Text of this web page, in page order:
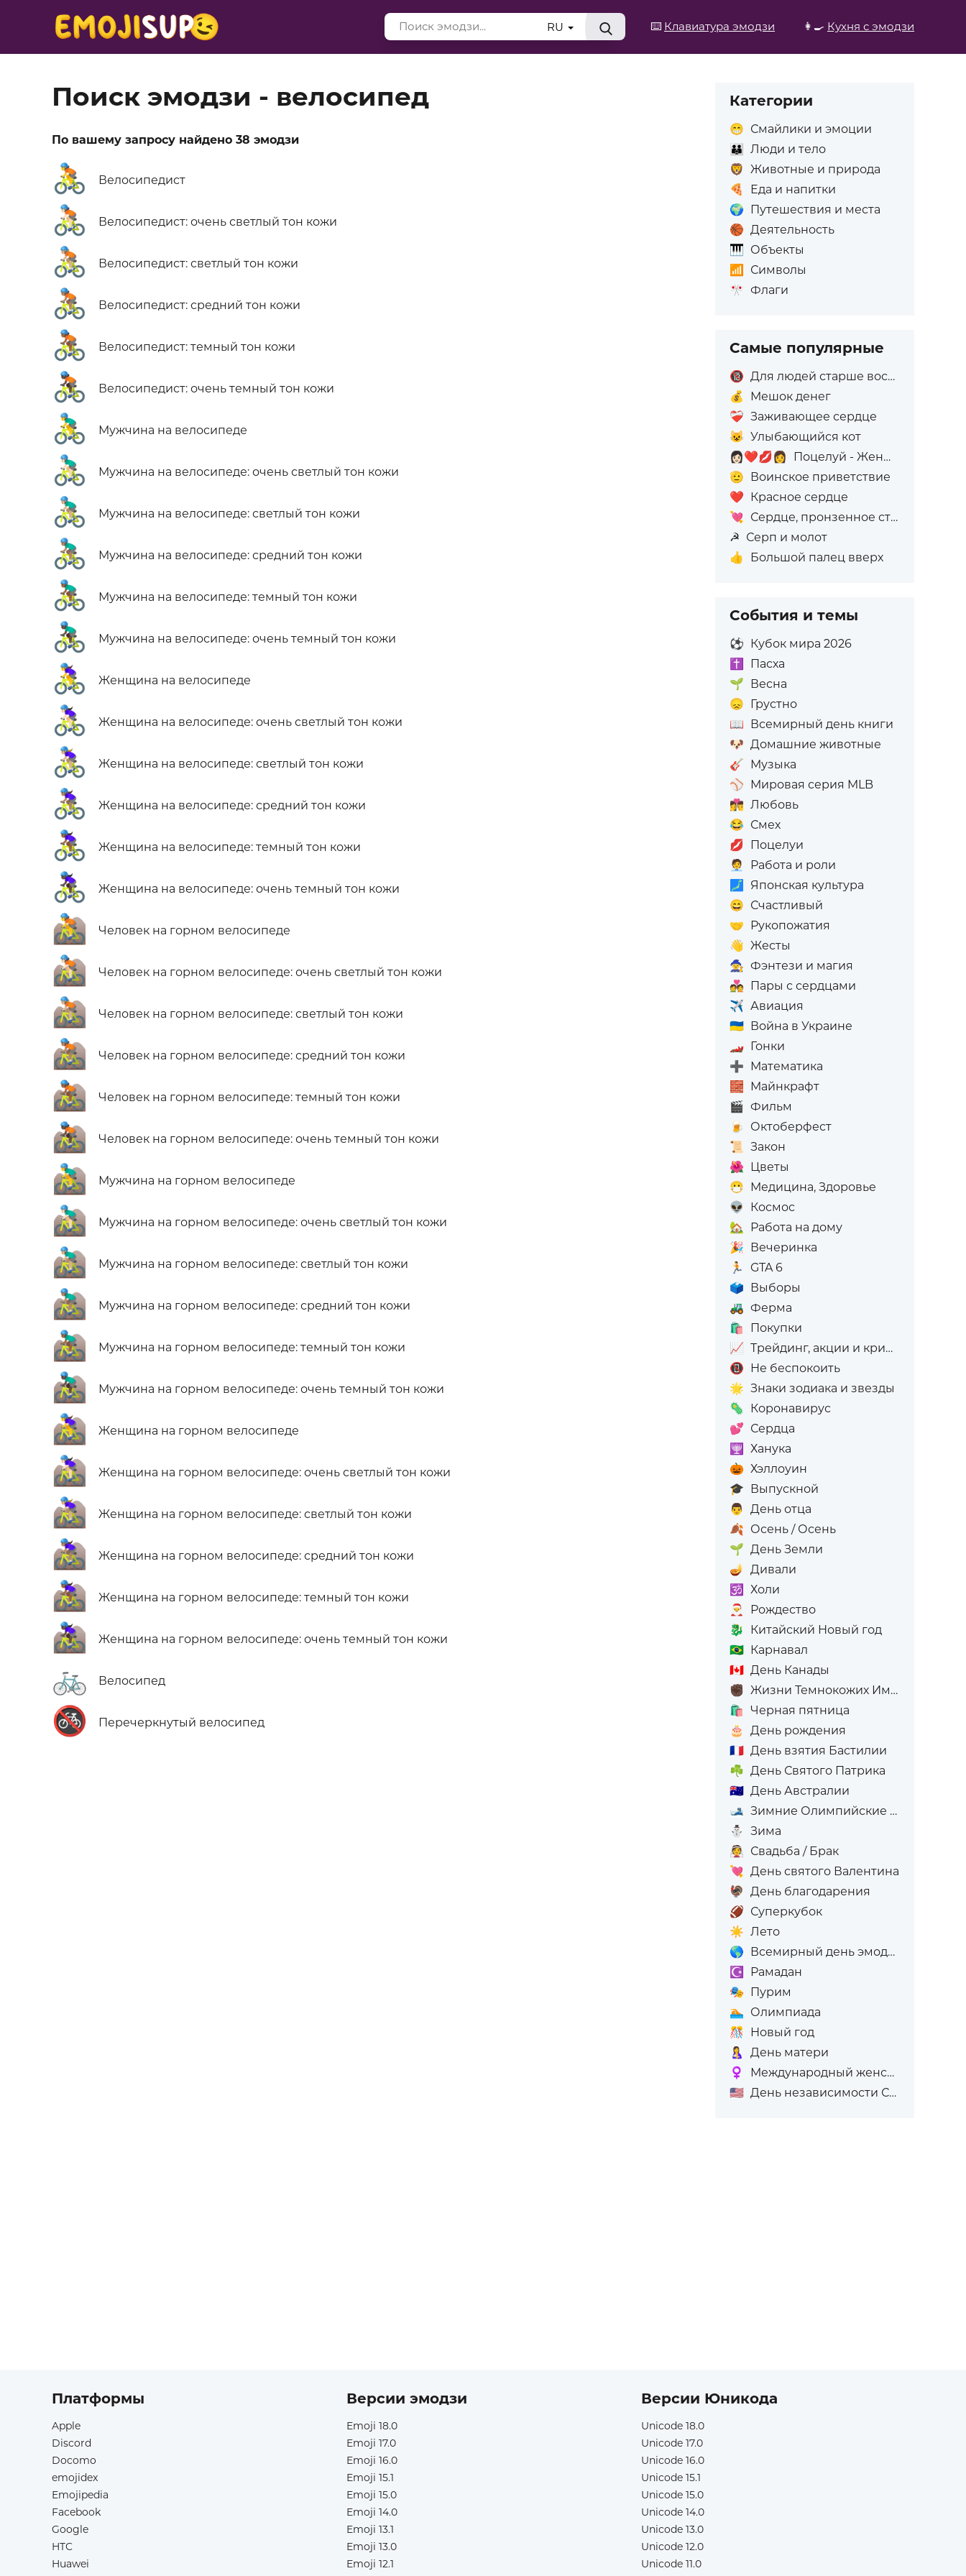
⌨️ Клавиатура эмодзи 👩‍🍳 Кухня с эмодзи
RU
Поиск эмодзи - велосипед
По вашему запросу найдено 38 эмодзи
🚴 Велосипедист
🚴🏻 Велосипедист: очень светлый тон кожи
🚴🏼 Велосипедист: светлый тон кожи
🚴🏽 Велосипедист: средний тон кожи
🚴🏾 Велосипедист: темный тон кожи
🚴🏿 Велосипедист: очень темный тон кожи
🚴‍♂️ Мужчина на велосипеде
🚴🏻‍♂️ Мужчина на велосипеде: очень светлый тон кожи
🚴🏼‍♂️ Мужчина на велосипеде: светлый тон кожи
🚴🏽‍♂️ Мужчина на велосипеде: средний тон кожи
🚴🏾‍♂️ Мужчина на велосипеде: темный тон кожи
🚴🏿‍♂️ Мужчина на велосипеде: очень темный тон кожи
🚴‍♀️ Женщина на велосипеде
🚴🏻‍♀️ Женщина на велосипеде: очень светлый тон кожи
🚴🏼‍♀️ Женщина на велосипеде: светлый тон кожи
🚴🏽‍♀️ Женщина на велосипеде: средний тон кожи
🚴🏾‍♀️ Женщина на велосипеде: темный тон кожи
🚴🏿‍♀️ Женщина на велосипеде: очень темный тон кожи
🚵 Человек на горном велосипеде
🚵🏻 Человек на горном велосипеде: очень светлый тон кожи
🚵🏼 Человек на горном велосипеде: светлый тон кожи
🚵🏽 Человек на горном велосипеде: средний тон кожи
🚵🏾 Человек на горном велосипеде: темный тон кожи
🚵🏿 Человек на горном велосипеде: очень темный тон кожи
🚵‍♂️ Мужчина на горном велосипеде
🚵🏻‍♂️ Мужчина на горном велосипеде: очень светлый тон кожи
🚵🏼‍♂️ Мужчина на горном велосипеде: светлый тон кожи
🚵🏽‍♂️ Мужчина на горном велосипеде: средний тон кожи
🚵🏾‍♂️ Мужчина на горном велосипеде: темный тон кожи
🚵🏿‍♂️ Мужчина на горном велосипеде: очень темный тон кожи
🚵‍♀️ Женщина на горном велосипеде
🚵🏻‍♀️ Женщина на горном велосипеде: очень светлый тон кожи
🚵🏼‍♀️ Женщина на горном велосипеде: светлый тон кожи
🚵🏽‍♀️ Женщина на горном велосипеде: средний тон кожи
🚵🏾‍♀️ Женщина на горном велосипеде: темный тон кожи
🚵🏿‍♀️ Женщина на горном велосипеде: очень темный тон кожи
🚲 Велосипед
🚳 Перечеркнутый велосипед
Категории
😁 Смайлики и эмоции
👪
Люди и тело
🦁 Животные и природа
🍕
Еда и напитки
🌍 Путешествия и места
🏀 Деятельность
🎹 Объекты
📶
Символы
🎌 Флаги
Самые популярные
🔞 Для людей старше восемнадцати лет
💰
Мешок денег
❤️‍🩹 Заживающее сердце
😺 Улыбающийся кот
👩🏻‍❤️‍💋‍👩
Поцелуй - Женщина: Светлый тон кожи, Женщина: Без тона кожи
🫡 Воинское приветствие
❤️ Красное сердце
💘 Сердце, пронзенное стрелой
☭ Серп и молот
👍
Большой палец вверх
События и темы
⚽ Кубок мира 2026
✝️
Пасха
🌱 Весна
😞 Грустно
📖 Всемирный день книги
🐶 Домашние животные
🎸 Музыка
⚾ Мировая серия MLB
👩‍❤️‍💋‍👨 Любовь
😂 Смех
💋 Поцелуи
🧑‍💼
Работа и роли
🗾
Японская культура
😄 Счастливый
🤝 Рукопожатия
👋 Жесты
🧙 Фэнтези и магия
💑 Пары с сердцами
✈️ Авиация
🇺🇦 Война в Украине
🏎️ Гонки
➕ Математика
🧱 Майнкрафт
🎬 Фильм
🍺
Октоберфест
📜 Закон
🌺 Цветы
😷 Медицина, Здоровье
👽
Космос
🏡
Работа на дому
🎉 Вечеринка
🏃
GTA 6
🗳️ Выборы
🚜 Ферма
🛍️
Покупки
📈 Трейдинг, акции и криптовалюта
📵 Не беспокоить
🌟 Знаки зодиака и звезды
🦠 Коронавирус
💕 Сердца
🕎
Ханука
🎃 Хэллоуин
🎓 Выпускной
👨 День отца
🍂 Осень / Осень
🌱 День Земли
🪔 Дивали
🕉️
Холи
🎅
Рождество
🐉
Китайский Новый год
🇧🇷 Карнавал
🇨🇦 День Канады
✊🏿 Жизни Темнокожих Имеют Значение
🛍️
Черная пятница
🎂
День рождения
🇫🇷 День взятия Бастилии
☘️ День Святого Патрика
🇦🇺 День Австралии
🎿 Зимние Олимпийские игры
⛄
Зима
👰 Свадьба / Брак
💘 День святого Валентина
🦃 День благодарения
🏈 Суперкубок
☀️ Лето
🌎 Всемирный день эмодзи
☪️
Рамадан
🎭 Пурим
🏊 Олимпиада
🎊
Новый год
🤱
День матери
♀️
Международный женский день (8-е марта)
🇺🇸 День независимости США
Платформы
Apple
Discord
Docomo
emojidex
Emojipedia
Facebook
Google
HTC
Huawei
Версии эмодзи
Emoji 18.0
Emoji 17.0
Emoji 16.0
Emoji 15.1
Emoji 15.0
Emoji 14.0
Emoji 13.1
Emoji 13.0
Emoji 12.1
Версии Юникода
Unicode 18.0
Unicode 17.0
Unicode 16.0
Unicode 15.1
Unicode 15.0
Unicode 14.0
Unicode 13.0
Unicode 12.0
Unicode 11.0